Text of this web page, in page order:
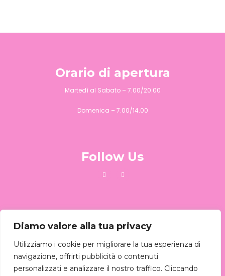
Diamo valore alla tua privacy
Utilizziamo i cookie per migliorare la tua esperienza di
navigazione, offrirti pubblicità o contenuti
personalizzati e analizzare il nostro traffico. Cliccando
Orario di apertura
Martedì al Sabato – 7.00/20.00
Domenica – 7.00/14.00
Follow Us